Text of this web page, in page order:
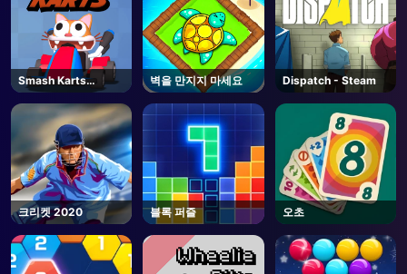
Smash Karts
Unblocked
벽을 만지지 마세요 Dispatch - Steam
크리켓 2020 블록 퍼즐 오초